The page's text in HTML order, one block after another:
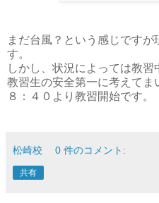
まだ台風？という感じですが
す。
しかし、状況によっては教習
教習生の安全第一に考えてま
８：４０より教習開始です。
松崎校 0 件のコメント:
共有